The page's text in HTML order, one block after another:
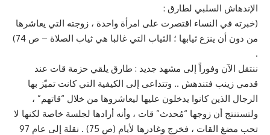
الإندهاش السلبي لطارق :
(خبرته في النساء اقتصرت على امرأة واحدة ، زوجته التي يعاشرها
من دون أن ينزع ثيابها ؛ الثياب التي غالبا هي ثياب الصلاة – ص 74)
.
ننتقل الآن وفوراً إلى مشهد جديد : طارق يلقي حزمة قات عند
قدمي زينب فتندهش .. وتتداعى إلى الكيفية التي كانت تميّز بها
الرجال الذين كانوا يدخلون عليها ليعاشروها من خلال “قاتهم” ،
ولتستنتج أن زوجها “مُحدث” قات ، وأنه أرادها لجلسة خاصة لكنها لا
تحب مضغ القات ، فخرج وغادرها لأيام (ص 75) . نقلة إلى عام 97